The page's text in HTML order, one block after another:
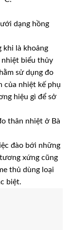
dạng hồng
khi là khoảng
nhiệt biểu thủy
sử dụng đo
của nhiệt kế phụ
hiệu gì để sở
thân nhiệt ở Bà
đào bới những
xứng cũng
thủ dùng loại
biệt.